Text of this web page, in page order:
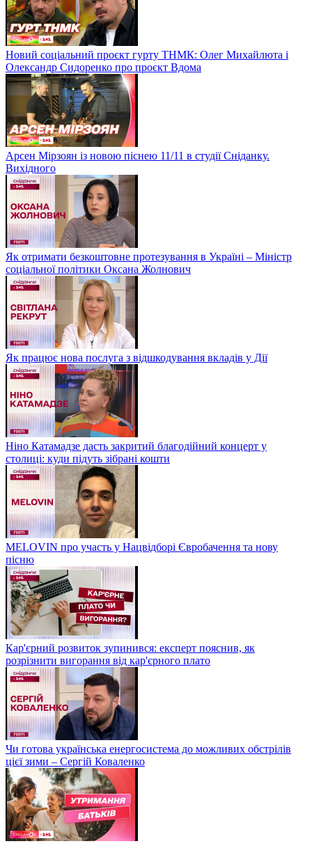
Новий соціальний проєкт гурту ТНМК: Олег Михайлюта і
Олександр Сидоренко про проєкт Вдома
Арсен Мірзоян із новою піснею 11/11 в студії Сніданку.
Вихідного
Як отримати безкоштовне протезування в Україні – Міністр
соціальної політики Оксана Жолнович
Як працює нова послуга з відшкодування вкладів у Дії
Ніно Катамадзе дасть закритий благодійний концерт у
столиці: куди підуть зібрані кошти
MELOVIN про участь у Нацвідборі Євробачення та нову
пісню
Кар'єрний розвиток зупинився: експерт пояснив, як
розрізнити вигорання від кар'єрного плато
Чи готова українська енергосистема до можливих обстрілів
цієї зими – Сергій Коваленко